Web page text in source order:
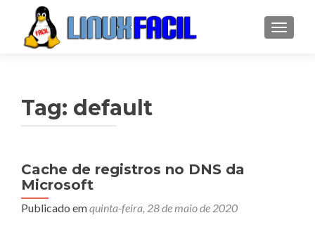
Tag: default
Cache de registros no DNS da
Microsoft
Publicado emquinta-feira, 28 de maio de 2020